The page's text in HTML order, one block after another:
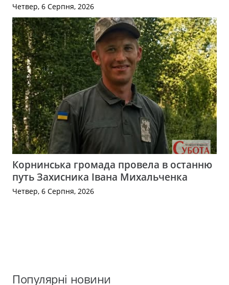
Четвер, 6 Серпня, 2026
Корнинська громада провела в останню
путь Захисника Івана Михальченка
Четвер, 6 Серпня, 2026
Популярні новини